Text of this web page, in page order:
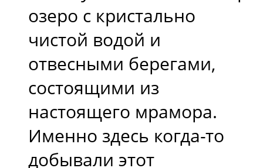
озеро с кристально
чистой водой и
отвесными берегами,
состоящими из
настоящего мрамора.
Именно здесь когда-то
добывали этот